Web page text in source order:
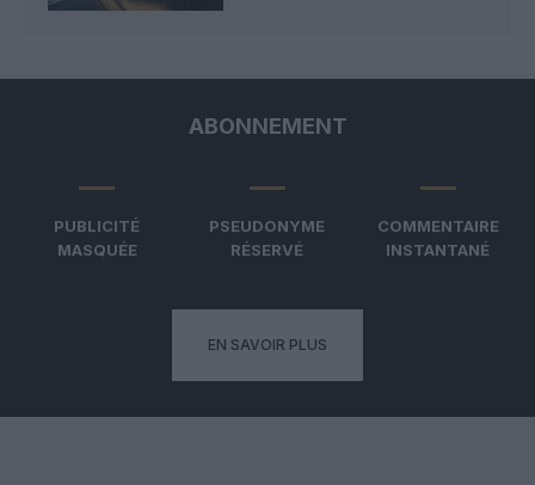
ABONNEMENT
PUBLICITÉ
MASQUÉE
PSEUDONYME
RÉSERVÉ
COMMENTAIRE
INSTANTANÉ
EN SAVOIR PLUS